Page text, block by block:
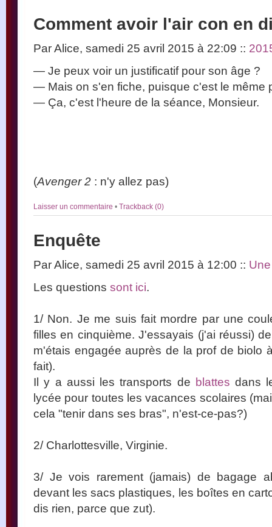
Comment avoir l'air con en
Par Alice, samedi 25 avril 2015 à 22:09 ::
— Je peux voir un justificatif pour son âge ?
— Mais on s'en fiche, puisque c'est le même
— Ça, c'est l'heure de la séance, Monsieur.
(Avenger 2 : n'y allez pas)
Laisser un commentaire • Trackback (0)
Enquête
Par Alice, samedi 25 avril 2015 à 12:00 ::
Les questions sont ici.
1/ Non. Je me suis fait mordre par une
filles en cinquième. J'essayais (j'ai réussi)
m'étais engagée auprès de la prof de biolo
fait).
Il y a aussi les transports de blattes dans
lycée pour toutes les vacances scolaires
cela "tenir dans ses bras", n'est-ce-pas?)
2/ Charlottesville, Virginie.
3/ Je vois rarement (jamais) de bagage
devant les sacs plastiques, les boîtes en
dis rien, parce que zut).